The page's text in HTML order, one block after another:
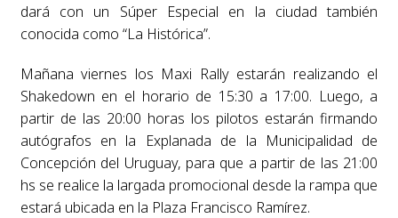
dará con un Súper Especial en la ciudad también
conocida como “La Histórica”.
Mañana viernes los Maxi Rally estarán realizando el
Shakedown en el horario de 15:30 a 17:00. Luego, a
partir de las 20:00 horas los pilotos estarán firmando
autógrafos en la Explanada de la Municipalidad de
Concepción del Uruguay, para que a partir de las 21:00
hs se realice la largada promocional desde la rampa que
estará ubicada en la Plaza Francisco Ramírez.